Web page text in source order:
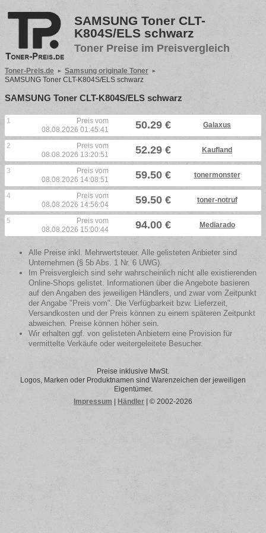
SAMSUNG Toner CLT-
K804S/ELS schwarz
Toner Preise im Preisvergleich
Toner-Preis.de
Samsung originale Toner
SAMSUNG Toner CLT-K804S/ELS schwarz
SAMSUNG Toner CLT-K804S/ELS schwarz
1
Preis vom
08.08.2026 01:45:41
50.29 € Galaxus
2
Preis vom
08.08.2026 13:20:51
52.29 € Kaufland
3
Preis vom
08.08.2026 14:08:51
59.50 € tonermonster
4
Preis vom
08.08.2026 14:56:04
59.50 € toner-notruf
5
Preis vom
08.08.2026 15:00:44
94.00 € Mediarado
Alle Preise inkl. Mehrwertsteuer. Alle gelisteten Anbieter sind
Unternehmen (§ 5b Abs. 1 Nr. 6 UWG).
Im Preisvergleich sind sehr wahrscheinlich nicht alle existierenden
Online-Shops gelistet. Informationen über die Angebote basieren
auf den Angaben des jeweiligen Händlers, und zwar vom Zeitpunkt
der Angabe "Preis vom". Die Verfügbarkeit bzw. Lieferzeit,
Versandkosten und der Preis können zu einem späteren Zeitpunkt
abweichen. Preise können höher sein.
Wir erhalten ggf. von gelisteten Anbietern eine Provision für
vermittelte Verkäufe oder weitergeleitete Besucher.
Preise inklusive MwSt.
Logos, Marken oder Produktnamen sind Warenzeichen der jeweiligen
Eigentümer.
Impressum
Händler | © 2002-2026